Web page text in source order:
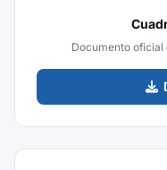
Documento oficial